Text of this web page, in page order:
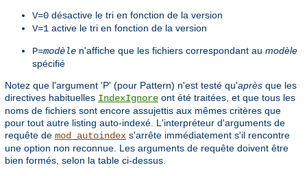
V=0 désactive le tri en fonction de la version
V=1 active le tri en fonction de la version
P=modèle n'affiche que les fichiers correspondant au modèle
spécifié
Notez que l'argument 'P' (pour Pattern) n'est testé qu'après que les
directives habituelles IndexIgnore ont été traitées, et que tous les
noms de fichiers sont encore assujettis aux mêmes critères que
pour tout autre listing auto-indexé. L'interpréteur d'arguments de
requête de mod_autoindex s'arrête immédiatement s'il rencontre
une option non reconnue. Les arguments de requête doivent être
bien formés, selon la table ci-dessus.